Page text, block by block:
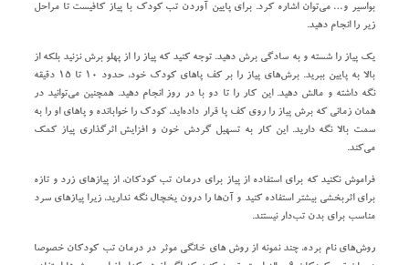
بواسیر و… می‌توان اشاره کرد. برای پایین آوردن تب کودک با پیاز کافیست تا مراحل
زیر را انجام دهید.
یک پیاز را شسته و به سادگی برش دهید. توجه کنید که پیاز را از پهلو برش نزنید بلکه از
بالا به پایین ببرید. برش‌های پیاز را بر کف پاهای کودک خود، حدود ۱۰ تا ۱۵ دقیقه
نگه داشته و مالش دهید. این کار را تا دو با در روز انجام دهید. همچنین می‌توانید در
همان زمانی که برش پیاز را روی کف پا قرار داده‌اید، کودک را خوابانده و پاهای او را به
سمت بالا نگه دارید. این کار به تسهیل گردش خون و افزایش اثرگذاری پیاز کمک
می‌کند.
فراموش نکنید که برای استفاده از پیاز برای درمان تب کودکان، از پیازهای زرد و تازه
برای اثربخشی بیشتر استفاده کنید و آن‌ها را درون یخچال نگه ندارید، زیرا پیازهای سرد
مناسب برای بدن تب‌دار نیستند.
روش‌های نام برده، چند نمونه از روش های خانگی موثر در درمان تب کودکان خصوصا